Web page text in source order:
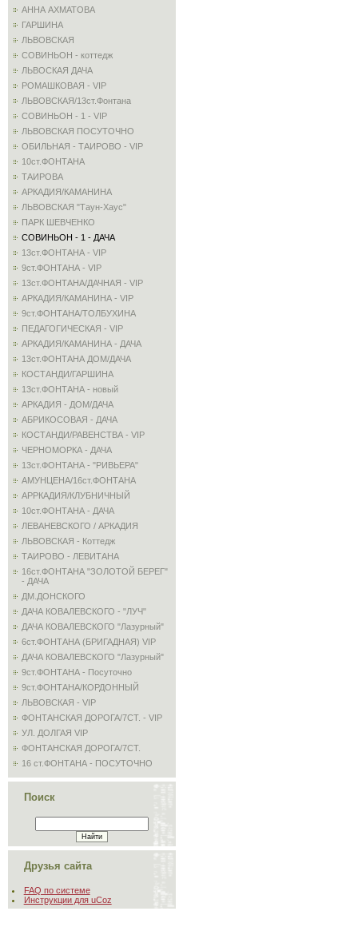
АННА АХМАТОВА
ГАРШИНА
ЛЬВОВСКАЯ
СОВИНЬОН - коттедж
ЛЬВОСКАЯ ДАЧА
РОМАШКОВАЯ - VIP
ЛЬВОВСКАЯ/13ст.Фонтана
СОВИНЬОН - 1 - VIP
ЛЬВОВСКАЯ ПОСУТОЧНО
ОБИЛЬНАЯ - ТАИРОВО - VIP
10ст.ФОНТАНА
ТАИРОВА
АРКАДИЯ/КАМАНИНА
ЛЬВОВСКАЯ "Таун-Хаус"
ПАРК ШЕВЧЕНКО
СОВИНЬОН - 1 - ДАЧА
13ст.ФОНТАНА - VIP
9ст.ФОНТАНА - VIP
13ст.ФОНТАНА/ДАЧНАЯ - VIP
АРКАДИЯ/КАМАНИНА - VIP
9ст.ФОНТАНА/ТОЛБУХИНА
ПЕДАГОГИЧЕСКАЯ - VIP
АРКАДИЯ/КАМАНИНА - ДАЧА
13ст.ФОНТАНА ДОМ/ДАЧА
КОСТАНДИ/ГАРШИНА
13ст.ФОНТАНА - новый
АРКАДИЯ - ДОМ/ДАЧА
АБРИКОСОВАЯ - ДАЧА
КОСТАНДИ/РАВЕНСТВА - VIP
ЧЕРНОМОРКА - ДАЧА
13ст.ФОНТАНА - "РИВЬЕРА"
АМУНЦЕНА/16ст.ФОНТАНА
АРРКАДИЯ/КЛУБНИЧНЫЙ
10ст.ФОНТАНА - ДАЧА
ЛЕВАНЕВСКОГО / АРКАДИЯ
ЛЬВОВСКАЯ - Коттедж
ТАИРОВО - ЛЕВИТАНА
16ст.ФОНТАНА "ЗОЛОТОЙ БЕРЕГ"
- ДАЧА
ДМ.ДОНСКОГО
ДАЧА КОВАЛЕВСКОГО - "ЛУЧ"
ДАЧА КОВАЛЕВСКОГО "Лазурный"
6ст.ФОНТАНА (БРИГАДНАЯ) VIP
ДАЧА КОВАЛЕВСКОГО "Лазурный"
9ст.ФОНТАНА - Посуточно
9ст.ФОНТАНА/КОРДОННЫЙ
ЛЬВОВСКАЯ - VIP
ФОНТАНСКАЯ ДОРОГА/7СТ. - VIP
УЛ. ДОЛГАЯ VIP
ФОНТАНСКАЯ ДОРОГА/7СТ.
16 ст.ФОНТАНА - ПОСУТОЧНО
Поиск
Друзья сайта
FAQ по системе
Инструкции для uCoz